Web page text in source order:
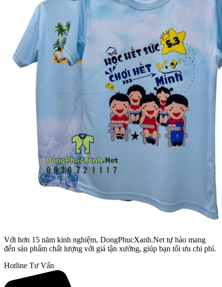
Với hơn 15 năm kinh nghiệm, DongPhucXanh.Net tự hào mang
đến sản phẩm chất lượng với giá tận xưởng, giúp bạn tối ưu chi phí.
Hotline Tư Vấn